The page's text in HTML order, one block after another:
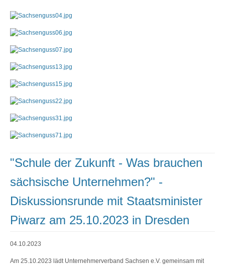
"Schule der Zukunft - Was brauchen
sächsische Unternehmen?" -
Diskussionsrunde mit Staatsminister
Piwarz am 25.10.2023 in Dresden
04.10.2023
Am 25.10.2023 lädt Unternehmerverband Sachsen e.V. gemeinsam mit